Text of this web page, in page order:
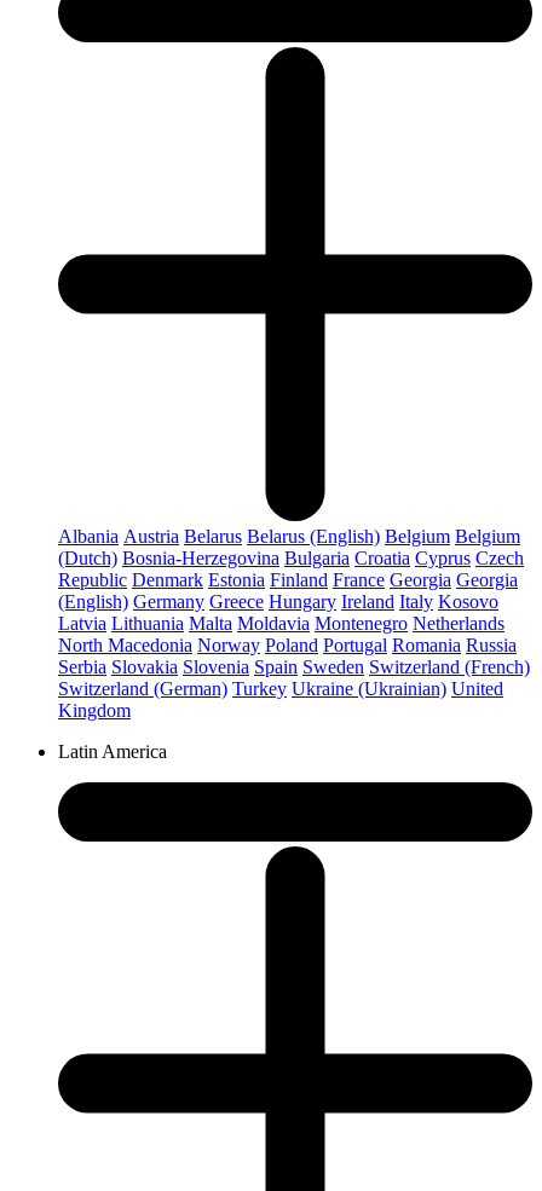
Albania Austria Belarus Belarus (English) Belgium Belgium
(Dutch) Bosnia-Herzegovina Bulgaria Croatia Cyprus Czech
Republic Denmark Estonia Finland France Georgia Georgia
(English) Germany Greece Hungary Ireland Italy Kosovo
Latvia Lithuania Malta Moldavia Montenegro Netherlands
North Macedonia Norway Poland Portugal Romania Russia
Serbia Slovakia Slovenia Spain Sweden Switzerland (French)
Switzerland (German) Turkey Ukraine (Ukrainian) United
Kingdom
Latin America